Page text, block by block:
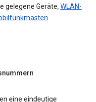
gelegene Geräte, WLAN-
eine eindeutige